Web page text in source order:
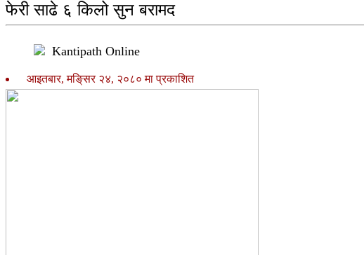
फेरी साढे ६ किलो सुन बरामद
Kantipath Online
आइतबार, मङि्सर २४, २०८० मा प्रकाशित